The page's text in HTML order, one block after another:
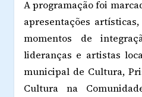
A programação foi
apresentações
momentos de
lideranças e artistas
municipal de Cultura,
Cultura na